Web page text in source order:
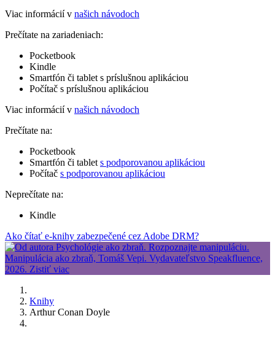
Viac informácií v našich návodoch
Prečítate na zariadeniach:
Pocketbook
Kindle
Smartfón či tablet s príslušnou aplikáciou
Počítač s príslušnou aplikáciou
Viac informácií v našich návodoch
Prečítate na:
Pocketbook
Smartfón či tablet s podporovanou aplikáciou
Počítač s podporovanou aplikáciou
Neprečítate na:
Kindle
Ako čítať e-knihy zabezpečené cez Adobe DRM?
Knihy
Arthur Conan Doyle